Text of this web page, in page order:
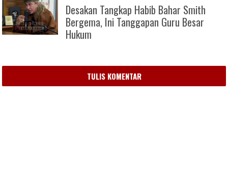
Desakan Tangkap Habib Bahar Smith
Bergema, Ini Tanggapan Guru Besar
Hukum
TULIS KOMENTAR